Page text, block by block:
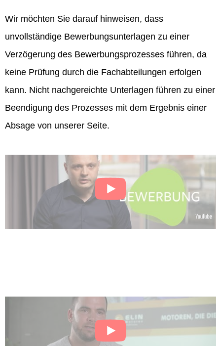
Wir möchten Sie darauf hinweisen, dass
unvollständige Bewerbungsunterlagen zu einer
Verzögerung des Bewerbungsprozesses führen, da
keine Prüfung durch die Fachabteilungen erfolgen
kann. Nicht nachgereichte Unterlagen führen zu einer
Beendigung des Prozesses mit dem Ergebnis einer
Absage von unserer Seite.